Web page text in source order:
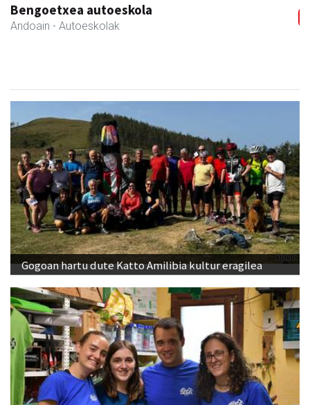
Bengoetxea autoeskola
Andoain - Autoeskolak
Gogoan hartu dute Katto Amilibia kultur eragilea